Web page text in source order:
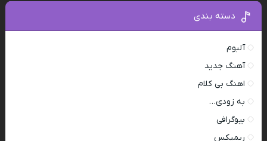
دسته بندی
آلبوم
آهنگ جدید
اهنگ بی کلام
به زودی…
بیوگرافی
ریمیکس